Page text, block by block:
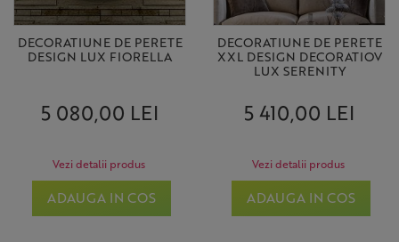
DECORATIUNE DE PERETE
DESIGN LUX FIORELLA
5 080,00 LEI
Vezi detalii produs
ADAUGA IN COS
DECORATIUNE DE PERETE
XXL DESIGN DECORATIOV
LUX SERENITY
5 410,00 LEI
Vezi detalii produs
ADAUGA IN COS